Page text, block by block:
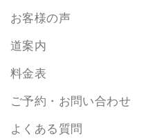
お客様の声
道案内
料金表
ご予約・お問い合わせ
よくある質問